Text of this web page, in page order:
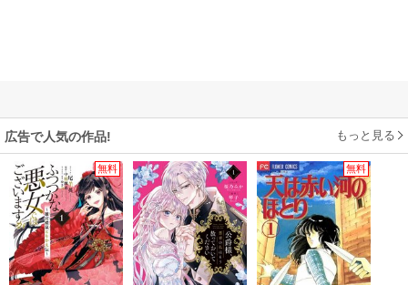
広告で人気の作品! もっと見る
無料 無料